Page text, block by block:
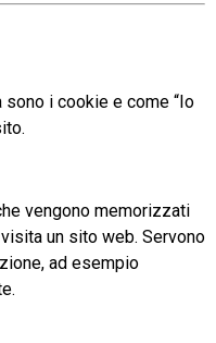
i cookie e come “Io
vengono memorizzati
un sito web. Servono
ad esempio